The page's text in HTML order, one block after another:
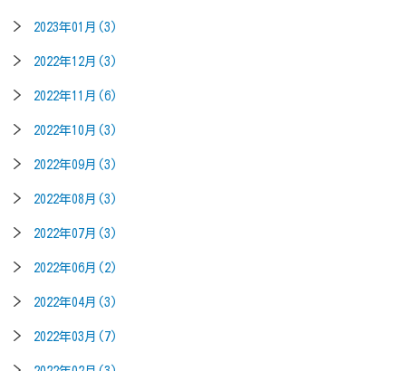
2023年01月(3)
2022年12月(3)
2022年11月(6)
2022年10月(3)
2022年09月(3)
2022年08月(3)
2022年07月(3)
2022年06月(2)
2022年04月(3)
2022年03月(7)